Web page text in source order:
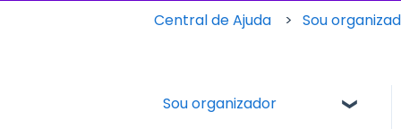
Central de Ajuda Sou
Sou organizador